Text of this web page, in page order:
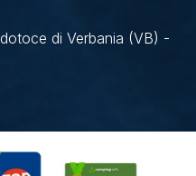
di Verbania (VB) -